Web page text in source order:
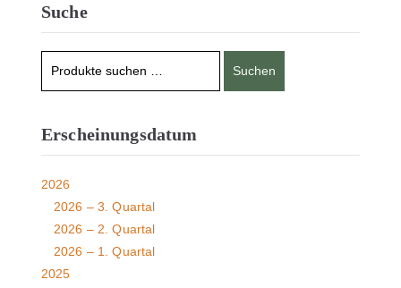
Suche
Suchen
Erscheinungsdatum
2026
2026 – 3. Quartal
2026 – 2. Quartal
2026 – 1. Quartal
2025